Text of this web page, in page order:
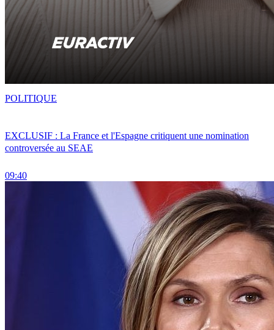
EXCLUSIF : La France et l'Espagne critiquent une nomination
controversée au SEAE
09:40
POLITIQUE